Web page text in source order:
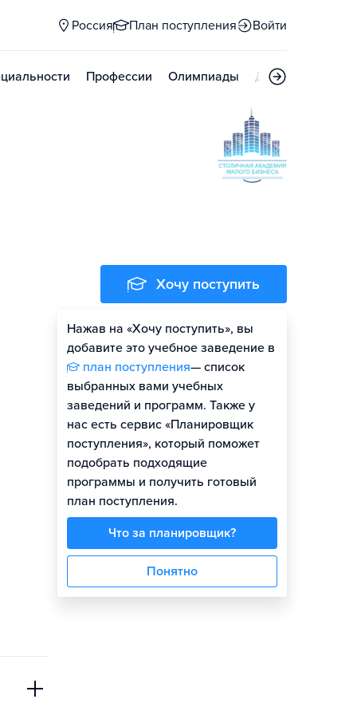
Россия План поступления Войти
Профессии Олимпиады Дни открытых
Хочу поступить
Нажав на «Хочу поступить», вы
добавите это учебное заведение в
план поступления— список
выбранных вами учебных
заведений и программ. Также у
нас есть сервис «Планировщик
поступления», который поможет
подобрать подходящие
программы и получить готовый
план поступления.
Что за планировщик?
Понятно